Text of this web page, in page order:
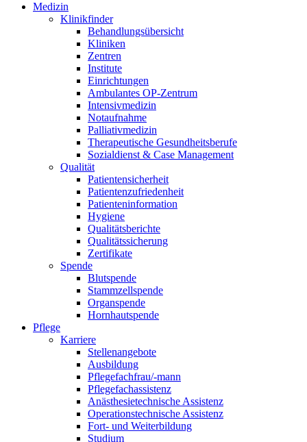
Medizin
Klinikfinder
Behandlungsübersicht
Kliniken
Zentren
Institute
Einrichtungen
Ambulantes OP-Zentrum
Intensivmedizin
Notaufnahme
Palliativmedizin
Therapeutische Gesundheitsberufe
Sozialdienst & Case Management
Qualität
Patientensicherheit
Patientenzufriedenheit
Patienteninformation
Hygiene
Qualitätsberichte
Qualitätssicherung
Zertifikate
Spende
Blutspende
Stammzellspende
Organspende
Hornhautspende
Pflege
Karriere
Stellenangebote
Ausbildung
Pflegefachfrau/-mann
Pflegefachassistenz
Anästhesietechnische Assistenz
Operationstechnische Assistenz
Fort- und Weiterbildung
Studium